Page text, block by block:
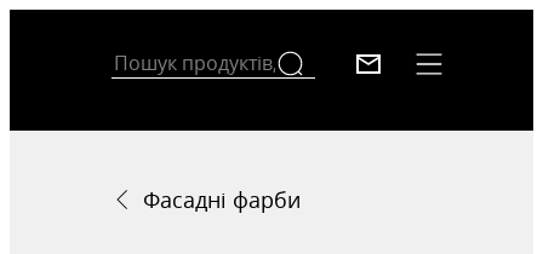
Фасадні фарби